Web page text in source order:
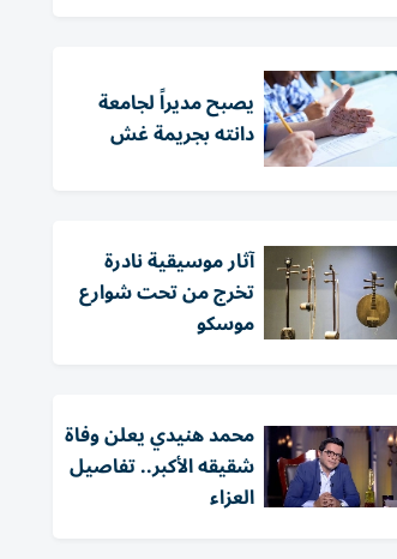
يصبح مديراً لجامعة
دانته بجريمة غش
آثار موسيقية نادرة
تخرج من تحت شوارع
موسكو
محمد هنيدي يعلن وفاة
شقيقه الأكبر.. تفاصيل
العزاء